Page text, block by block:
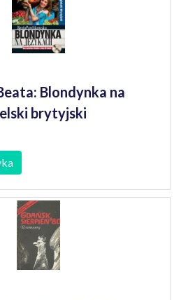
Blondynka na
brytyjski